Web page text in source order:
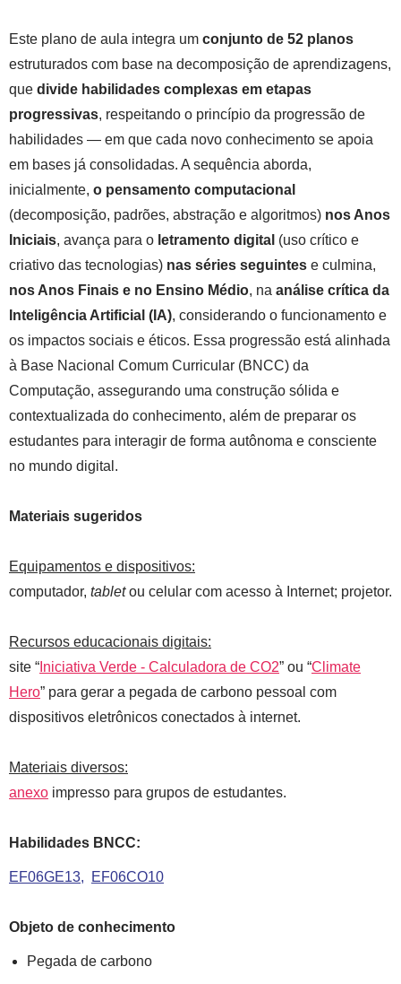
Este plano de aula integra um conjunto de 52 planos
estruturados com base na decomposição de aprendizagens,
que divide habilidades complexas em etapas
progressivas, respeitando o princípio da progressão de
habilidades — em que cada novo conhecimento se apoia
em bases já consolidadas. A sequência aborda,
inicialmente, o pensamento computacional
(decomposição, padrões, abstração e algoritmos) nos Anos
Iniciais, avança para o letramento digital (uso crítico e
criativo das tecnologias) nas séries seguintes e culmina,
nos Anos Finais e no Ensino Médio, na análise crítica da
Inteligência Artificial (IA), considerando o funcionamento e
os impactos sociais e éticos. Essa progressão está alinhada
à Base Nacional Comum Curricular (BNCC) da
Computação, assegurando uma construção sólida e
contextualizada do conhecimento, além de preparar os
estudantes para interagir de forma autônoma e consciente
no mundo digital.
Materiais sugeridos
Equipamentos e dispositivos:
computador, tabletou celular com acesso à Internet; projetor.
Recursos educacionais digitais:
site “ Iniciativa Verde - Calculadora de CO2” ou “Climate
Hero” para gerar a pegada de carbono pessoal com
dispositivos eletrônicos conectados à internet.
Materiais diversos:
anexo impresso para grupos de estudantes.
Habilidades BNCC:
EF06GE13 EF06CO10
Objeto de conhecimento
Pegada de carbono